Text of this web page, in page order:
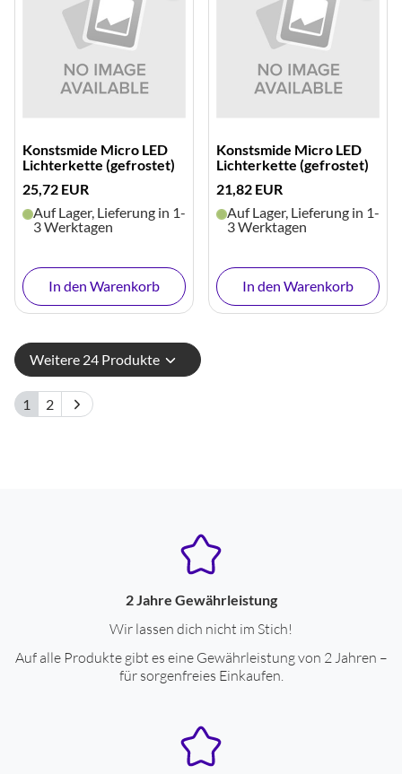
Konstsmide Micro LED
Lichterkette (gefrostet)
25,72 EUR
Auf Lager, Lieferung in 1-
3 Werktagen
In den Warenkorb
Konstsmide Micro LED
Lichterkette (gefrostet)
21,82 EUR
Auf Lager, Lieferung in 1-
3 Werktagen
In den Warenkorb
Weitere 24 Produkte
1 2
2 Jahre Gewährleistung
Wir lassen dich nicht im Stich!
Auf alle Produkte gibt es eine Gewährleistung von 2 Jahren –
für sorgenfreies Einkaufen.